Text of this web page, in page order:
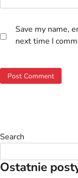
Save my name,
next time I
Search
Ostatnie